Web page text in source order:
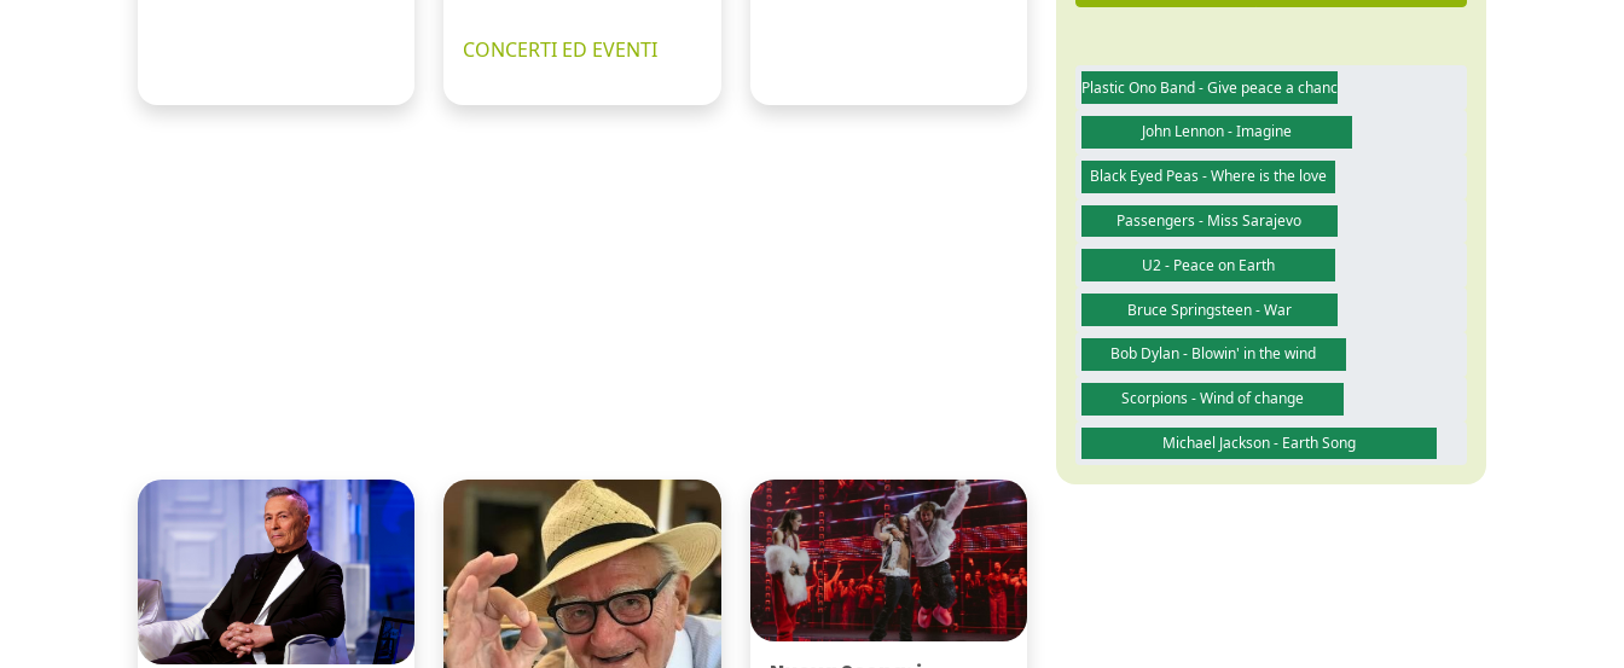
CONCERTI ED EVENTI
Plastic Ono Band - Give peace a chance
John Lennon - Imagine
Black Eyed Peas - Where is the love
Passengers - Miss Sarajevo
U2 - Peace on Earth
Bruce Springsteen - War
Bob Dylan - Blowin' in the wind
Scorpions - Wind of change
Michael Jackson - Earth Song